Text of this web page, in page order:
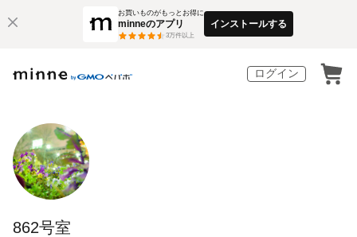
お買いものがもっとお得に
minneのアプリ
3万件以上
インストールする
ログイン
862号室